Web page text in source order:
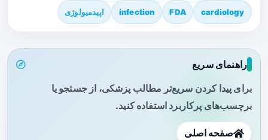
cardiology
FDA
infection اپیدمیولوژی
راهنمای سریع
برای پیدا کردن سریع‌تر مطالب پزشکی، از جستجو یا
برچسب‌های پرکاربرد استفاده کنید.
صفحه اصلی